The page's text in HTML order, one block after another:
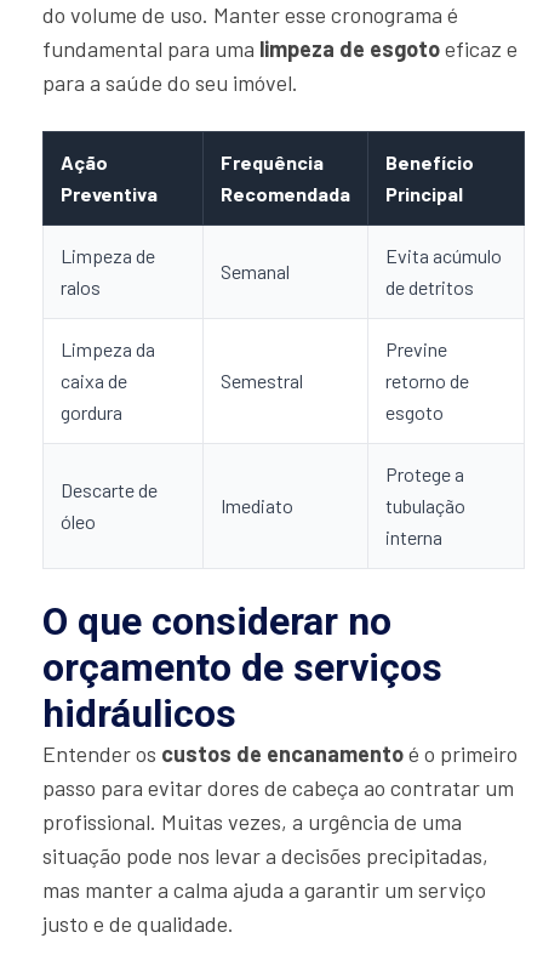
do volume de uso. Manter esse cronograma é
fundamental para uma limpeza de esgotoeficaz e
para a saúde do seu imóvel.
Ação
Preventiva
Frequência
Recomendada
Benefício
Principal
Limpeza de
ralos
Semanal
Evita acúmulo
de detritos
Limpeza da
caixa de
gordura
Semestral
Previne
retorno de
esgoto
Descarte de
óleo
Imediato
Protege a
tubulação
interna
O que considerar no
orçamento de serviços
hidráulicos
Entender os custos de encanamentoé o primeiro
passo para evitar dores de cabeça ao contratar um
profissional. Muitas vezes, a urgência de uma
situação pode nos levar a decisões precipitadas,
mas manter a calma ajuda a garantir um serviço
justo e de qualidade.